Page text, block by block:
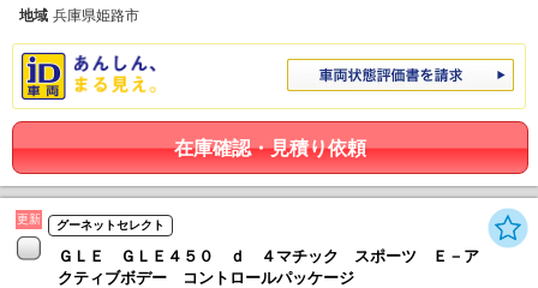
地域 兵庫県姫路市
在庫確認・見積り依頼
更新 グーネットセレクト
ＧＬＥ ＧＬＥ４５０ ｄ ４マチック スポーツ Ｅ－ア
クティブボデー コントロールパッケージ